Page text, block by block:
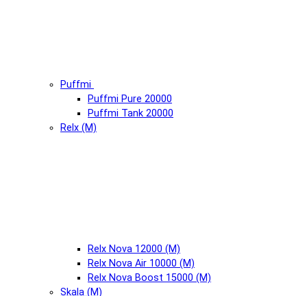
Puffmi
Puffmi Pure 20000
Puffmi Tank 20000
Relx (М)
Relx Nova 12000 (М)
Relx Nova Air 10000 (М)
Relx Nova Boost 15000 (М)
Skala (М)